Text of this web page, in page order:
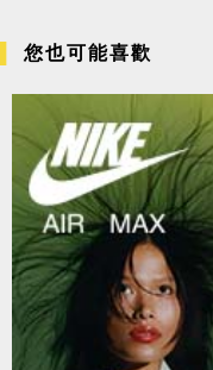
您也可能喜歡